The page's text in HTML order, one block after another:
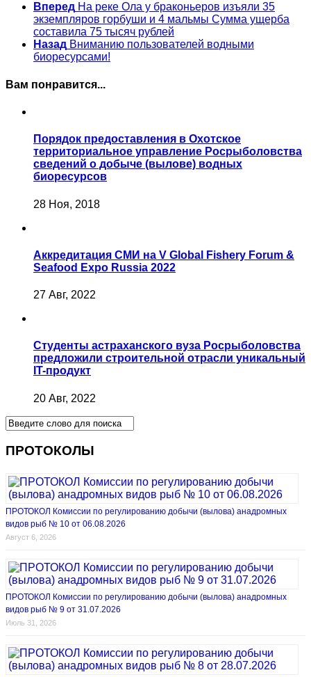
Вперед На реке Ола у браконьеров изъяли 35
экземпляров горбуши и 4 мальмы Сумма ущерба
составила 75 тысяч рублей
Назад Вниманию пользователей водными
биоресурсами!
Вам понравится...
Порядок предоставления в Охотское
территориальное управление Росрыболовства
сведений о добыче (вылове) водных
биоресурсов
28 Ноя, 2018
Аккредитация СМИ на V Global Fishery Forum &
Seafood Expo Russia 2022
27 Авг, 2022
Студенты астраханского вуза Росрыболовства
предложили строительной отрасли уникальный
IT-продукт
20 Авг, 2022
ПРОТОКОЛЫ
ПРОТОКОЛ Комиссии по регулированию добычи (вылова) анадромных
видов рыб № 10 от 06.08.2026
Август 6, 2026
ПРОТОКОЛ Комиссии по регулированию добычи (вылова) анадромных
видов рыб № 9 от 31.07.2026
Июль 31, 2026